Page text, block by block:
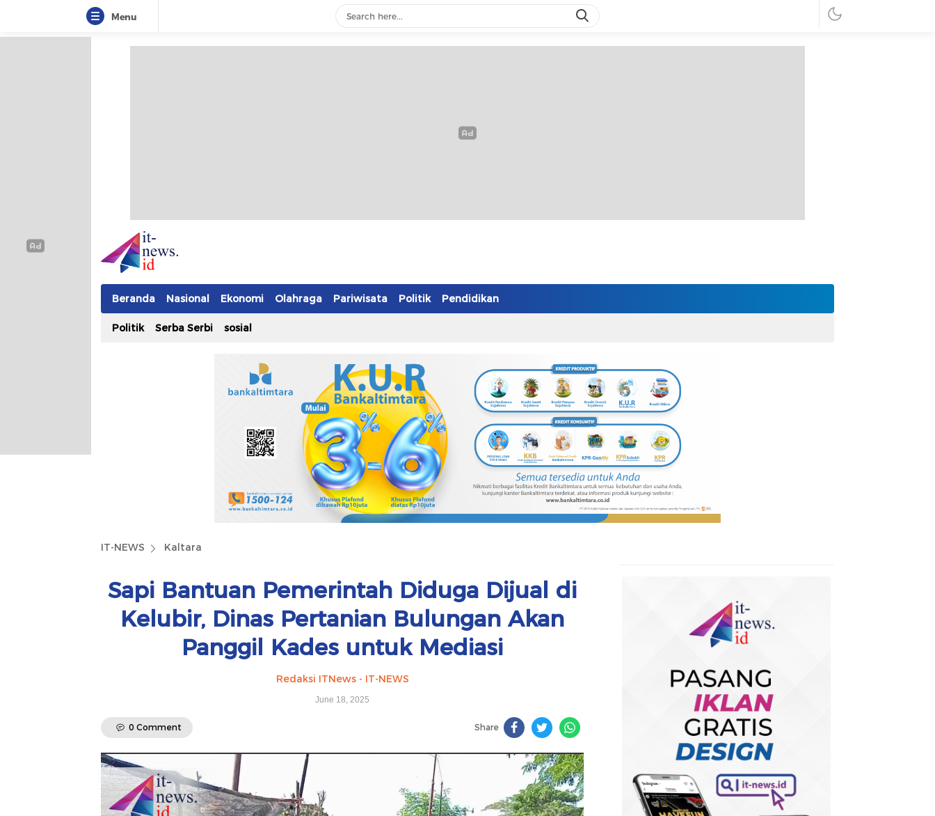
Menu
IT-NEWS
Update Cepat, Cerdas, dan Terpercaya
Beranda Nasional Ekonomi Olahraga Pariwisata Politik Pendidikan
Politik Serba Serbi sosial
IT-NEWS Kaltara
Sapi Bantuan Pemerintah Diduga Dijual di
Kelubir, Dinas Pertanian Bulungan Akan
Panggil Kades untuk Mediasi
Redaksi ITNews - IT-NEWS
June 18, 2025
0 Comment Share